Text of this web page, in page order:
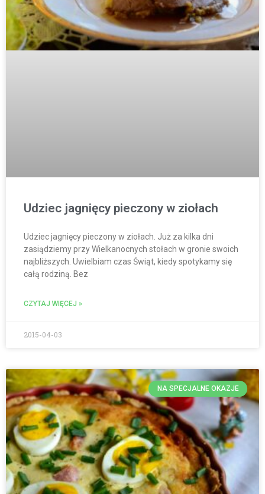
Udziec jagnięcy pieczony w ziołach
Udziec jagnięcy pieczony w ziołach. Już za kilka dni
zasiądziemy przy Wielkanocnych stołach w gronie swoich
najbliższych. Uwielbiam czas Świąt, kiedy spotykamy się
całą rodziną. Bez
CZYTAJ WIĘCEJ »
2015-04-03
NA SPECJALNE OKAZJE